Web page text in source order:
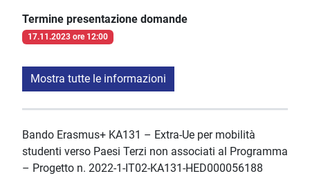
Termine presentazione domande
17.11.2023 ore 12:00
Mostra tutte le informazioni
Bando Erasmus+ KA131 – Extra-Ue per mobilità
studenti verso Paesi Terzi non associati al Programma
– Progetto n. 2022-1-IT02-KA131-HED000056188